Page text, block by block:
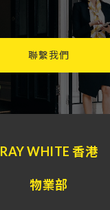
聯繫我們
RAY WHITE 香港
物業部